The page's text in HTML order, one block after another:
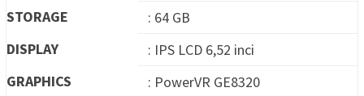
STORAGE
: 64 GB
DISPLAY
: IPS LCD 6,52 inci
GRAPHICS
: PowerVR GE8320